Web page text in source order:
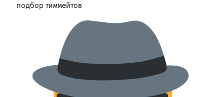
подбор тиммейтов